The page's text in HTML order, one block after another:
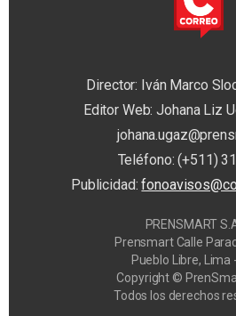
Director: Iván Marco
Editor Web: Johana Liz
Teléfono: (+511)
Publicidad:
PRENSMART
Prensmart Calle
Pueblo Libre, Lima
Copyright ©
Todos los derechos